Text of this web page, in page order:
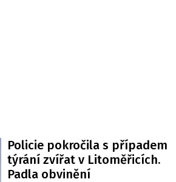
Policie pokročila s případem
týrání zvířat v Litoměřicích.
Padla obvinění